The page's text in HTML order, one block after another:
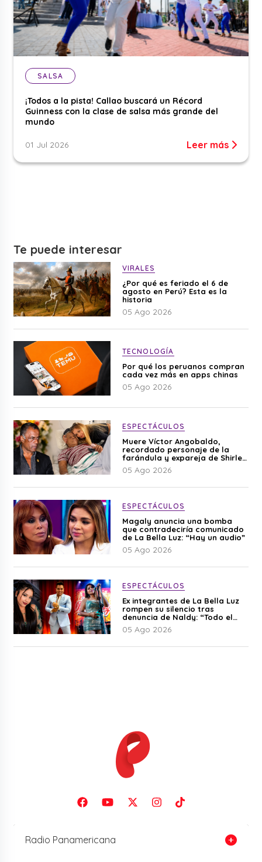
SALSA
¡Todos a la pista! Callao buscará un Récord
Guinness con la clase de salsa más grande del
mundo
01 Jul 2026 Leer más
Te puede interesar
VIRALES
¿Por qué es feriado el 6 de
agosto en Perú? Esta es la
historia
05 Ago 2026
TECNOLOGÍA
Por qué los peruanos compran
cada vez más en apps chinas
05 Ago 2026
ESPECTÁCULOS
Muere Víctor Angobaldo,
recordado personaje de la
farándula y expareja de Shirley
Cherres
05 Ago 2026
ESPECTÁCULOS
Magaly anuncia una bomba
que contradeciría comunicado
de La Bella Luz: “Hay un audio”
05 Ago 2026
ESPECTÁCULOS
Ex integrantes de La Bella Luz
rompen su silencio tras
denuncia de Naldy: “Todo el
mundo lo sabía”
05 Ago 2026
Radio Panamericana